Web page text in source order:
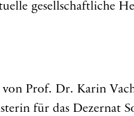
gesellschaftliche
Prof. Dr. Karin
für das Dezernat